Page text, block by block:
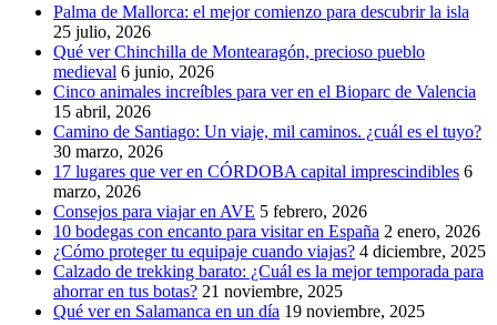
Palma de Mallorca: el mejor comienzo para descubrir la isla
25 julio, 2026
Qué ver Chinchilla de Montearagón, precioso pueblo
medieval 6 junio, 2026
Cinco animales increíbles para ver en el Bioparc de Valencia
15 abril, 2026
Camino de Santiago: Un viaje, mil caminos. ¿cuál es el tuyo?
30 marzo, 2026
17 lugares que ver en CÓRDOBA capital imprescindibles 6
marzo, 2026
Consejos para viajar en AVE 5 febrero, 2026
10 bodegas con encanto para visitar en España 2 enero, 2026
¿Cómo proteger tu equipaje cuando viajas? 4 diciembre, 2025
Calzado de trekking barato: ¿Cuál es la mejor temporada para
ahorrar en tus botas? 21 noviembre, 2025
Qué ver en Salamanca en un día 19 noviembre, 2025